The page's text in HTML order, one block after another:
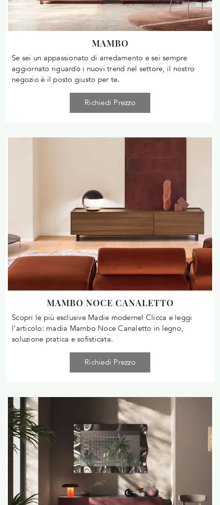
MAMBO
Se sei un appassionato di arredamento e sei sempre
aggiornato riguardo i nuovi trend nel settore, il nostro
negozio è il posto giusto per te.
Richiedi Prezzo
MAMBO NOCE CANALETTO
Scopri le più esclusive Madie moderne! Clicca e leggi
l'articolo: madia Mambo Noce Canaletto in legno,
soluzione pratica e sofisticata.
Richiedi Prezzo